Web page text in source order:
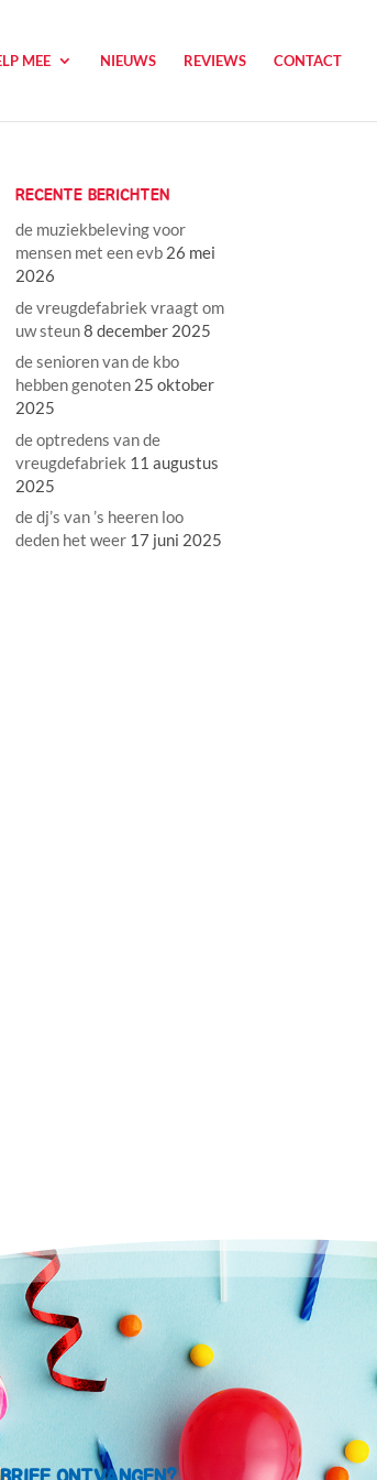
MEE NIEUWS REVIEWS CONTACT
RECENTE BERICHTEN
de muziekbeleving voor
mensen met een evb 26 mei
2026
de vreugdefabriek vraagt om
uw steun8 december 2025
de senioren van de kbo
hebben genoten 25 oktober
2025
de optredens van de
vreugdefabriek 11 augustus
2025
de dj’s van ’s heeren loo
deden het weer 17 juni 2025